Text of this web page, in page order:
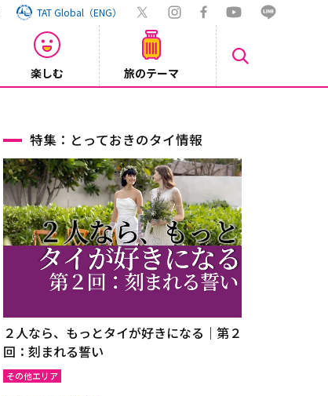
TAT Global（ENG）
楽しむ 旅のテーマ
特集：とっておきのタイ情報
２人なら、もっとタイが好きになる｜第２
回：刻まれる誓い
その他エリア